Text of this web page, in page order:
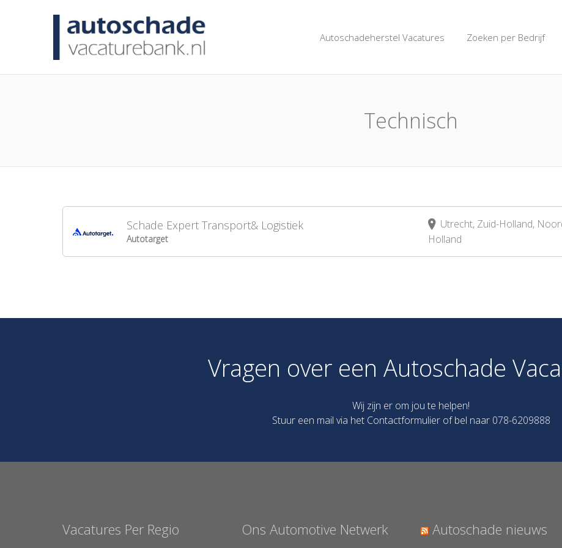
AUTOSCHADEVACATUREBANK.
Autoschadeherstel Vacatures Zoeken per Bedrijf
Technisch
Schade Expert Transport& Logistiek
Autotarget
Utrecht, Zuid-Holland,
Holland
Vragen over een Autoschade
Wij zijn er om jou te helpen!
Stuur een mail via het Contactformulierof bel naar 078-6209888
Vacatures Per Regio Ons Automotive Netwerk Autoschade nieuws